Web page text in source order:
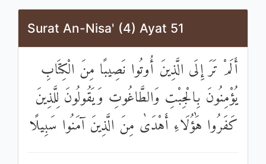
Surat An-Nisa' (4) Ayat 51
أَلَمْ تَرَ إِلَى الَّذِينَ أُوتُوا نَصِيبًا مِنَ الْكِتَابِ
يُؤْمِنُونَ بِالْجِبْتِ وَالطَّاغُوتِ وَيَقُولُونَ لِلَّذِينَ
كَفَرُوا هَٰؤُلَاءِ أَهْدَىٰ مِنَ الَّذِينَ آمَنُوا سَبِيلًا